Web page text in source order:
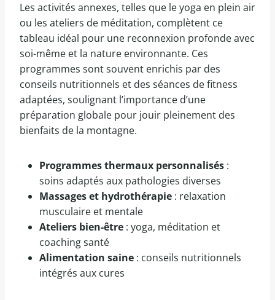
Les activités annexes, telles que le yoga en plein air
ou les ateliers de méditation, complètent ce
tableau idéal pour une reconnexion profonde avec
soi-même et la nature environnante. Ces
programmes sont souvent enrichis par des
conseils nutritionnels et des séances de fitness
adaptées, soulignant l’importance d’une
préparation globale pour jouir pleinement des
bienfaits de la montagne.
Programmes thermaux personnalisés :
soins adaptés aux pathologies diverses
Massages et hydrothérapie : relaxation
musculaire et mentale
Ateliers bien-être : yoga, méditation et
coaching santé
Alimentation saine : conseils nutritionnels
intégrés aux cures